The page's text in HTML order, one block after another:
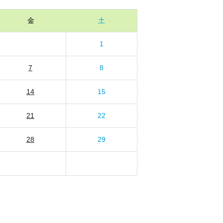
金 土
1
7 8
14 15
21 22
28 29